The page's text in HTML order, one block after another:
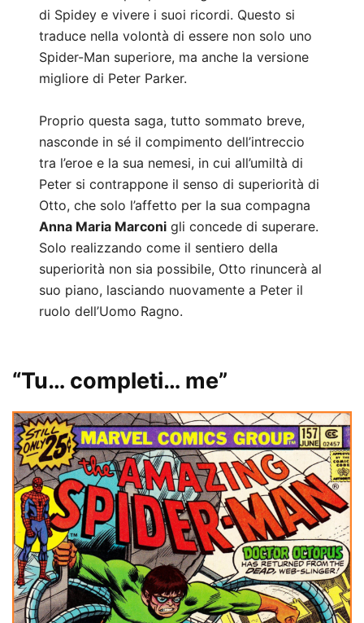
di Spidey e vivere i suoi ricordi. Questo si
traduce nella volontà di essere non solo uno
Spider-Man superiore, ma anche la versione
migliore di Peter Parker.
Proprio questa saga, tutto sommato breve,
nasconde in sé il compimento dell’intreccio
tra l’eroe e la sua nemesi, in cui all’umiltà di
Peter si contrappone il senso di superiorità di
Otto, che solo l’affetto per la sua compagna
Anna Maria Marconi gli concede di superare.
Solo realizzando come il sentiero della
superiorità non sia possibile, Otto rinuncerà al
suo piano, lasciando nuovamente a Peter il
ruolo dell’Uomo Ragno.
“Tu… completi… me”